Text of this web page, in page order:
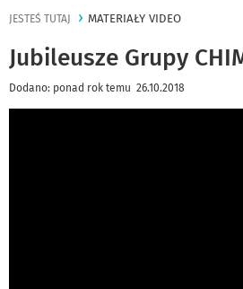
JESTEŚ TUTAJ MATERIAŁY VIDEO
Jubileusze Grupy
Dodano: ponad rok temu 26.10.2018